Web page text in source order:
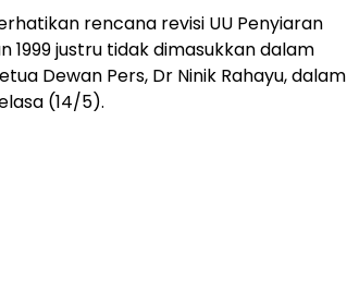
rencana revisi UU Penyiaran
1999 justru tidak dimasukkan dalam
Dewan Pers, Dr Ninik Rahayu, dalam
(14/5).